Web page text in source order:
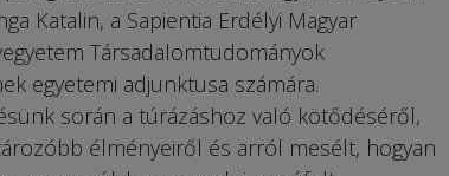
Katalin, a Sapientia Erdélyi Magyar
Társadalomtudományok
egyetemi adjunktusa számára.
során a túrázáshoz való kötődéséről,
élményeiről és arról mesélt, hogyan